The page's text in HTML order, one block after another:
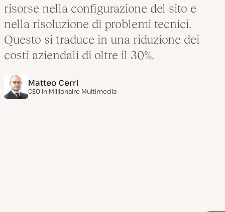
risorse nella configurazione del sito e
nella risoluzione di problemi tecnici.
Questo si traduce in una riduzione dei
costi aziendali di oltre il 30%.
Matteo Cerri
CEO in Millionaire Multimedia